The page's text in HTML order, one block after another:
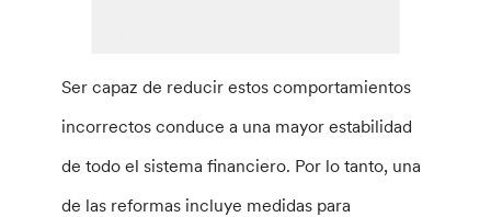
Ser capaz de reducir estos comportamientos
incorrectos conduce a una mayor estabilidad
de todo el sistema financiero. Por lo tanto, una
de las reformas incluye medidas para